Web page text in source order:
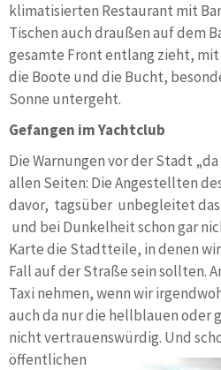
klimatisierten Restaurant mit
Tischen auch draußen auf dem
gesamte Front entlang zieht,
die Boote und die Bucht,
Sonne untergeht.
Gefangen im Yachtclub
Die Warnungen vor der Stadt
allen Seiten: Die Angestellten
davor, tagsüber unbegleitet das
und bei Dunkelheit schon gar
Karte die Stadtteile, in denen
Fall auf der Straße sein sollten.
Taxi nehmen, wenn wir
auch da nur die hellblauen oder
nicht vertrauenswürdig. Und
öffentlichen